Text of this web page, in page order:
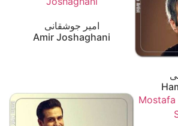
امیر جوشقانی
Amir Joshaghani